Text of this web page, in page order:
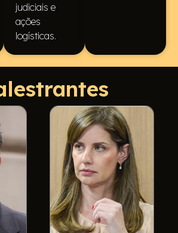
judiciais e
ações
logísticas.